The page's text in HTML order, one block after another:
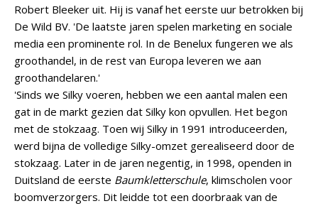
Robert Bleeker uit. Hij is vanaf het eerste uur betrokken bij
De Wild BV. 'De laatste jaren spelen marketing en sociale
media een prominente rol. In de Benelux fungeren we als
groothandel, in de rest van Europa leveren we aan
groothandelaren.'
'Sinds we Silky voeren, hebben we een aantal malen een
gat in de markt gezien dat Silky kon opvullen. Het begon
met de stokzaag. Toen wij Silky in 1991 introduceerden,
werd bijna de volledige Silky-omzet gerealiseerd door de
stokzaag. Later in de jaren negentig, in 1998, openden in
Duitsland de eerste Baumkletterschule, klimscholen voor
boomverzorgers. Dit leidde tot een doorbraak van de